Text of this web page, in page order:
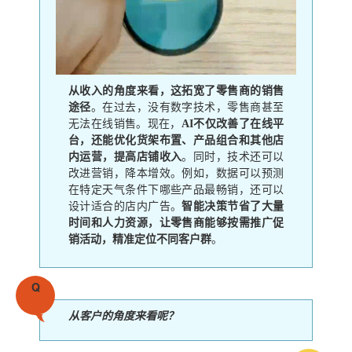
从收入的角度来看，这拓宽了零售商的销售
途径。在过去，没有数字技术，零售商甚至
无法在线销售。现在， AI不仅改善了在线平
台，还能优化货架布置、产品组合和其他店
内运营，提高店铺收入。同时，技术还可以
改进营销，降本增效。例如，数据可以预测
在特定天气条件下哪些产品最畅销，还可以
设计适合的店内广告。智能决策节省了大量
时间和人力资源，让零售商能够按需推广促
销活动，精准定位不同客户群。
Q
从客户的角度来看呢？